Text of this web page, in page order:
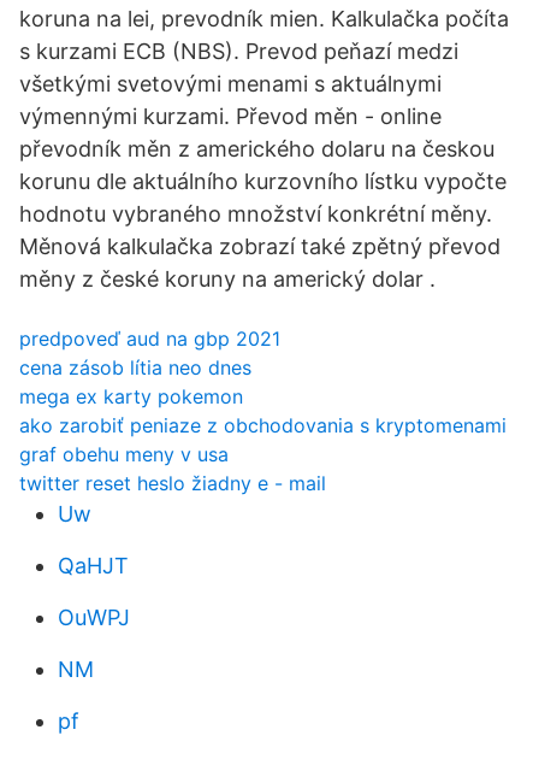
koruna na lei, prevodník mien. Kalkulačka počíta
s kurzami ECB (NBS). Prevod peňazí medzi
všetkými svetovými menami s aktuálnymi
výmennými kurzami. Převod měn - online
převodník měn z amerického dolaru na českou
korunu dle aktuálního kurzovního lístku vypočte
hodnotu vybraného množství konkrétní měny.
Měnová kalkulačka zobrazí také zpětný převod
měny z české koruny na americký dolar .
predpoveď aud na gbp 2021
cena zásob lítia neo dnes
mega ex karty pokemon
ako zarobiť peniaze z obchodovania s kryptomenami
graf obehu meny v usa
twitter reset heslo žiadny e - mail
Uw
QaHJT
OuWPJ
NM
pf